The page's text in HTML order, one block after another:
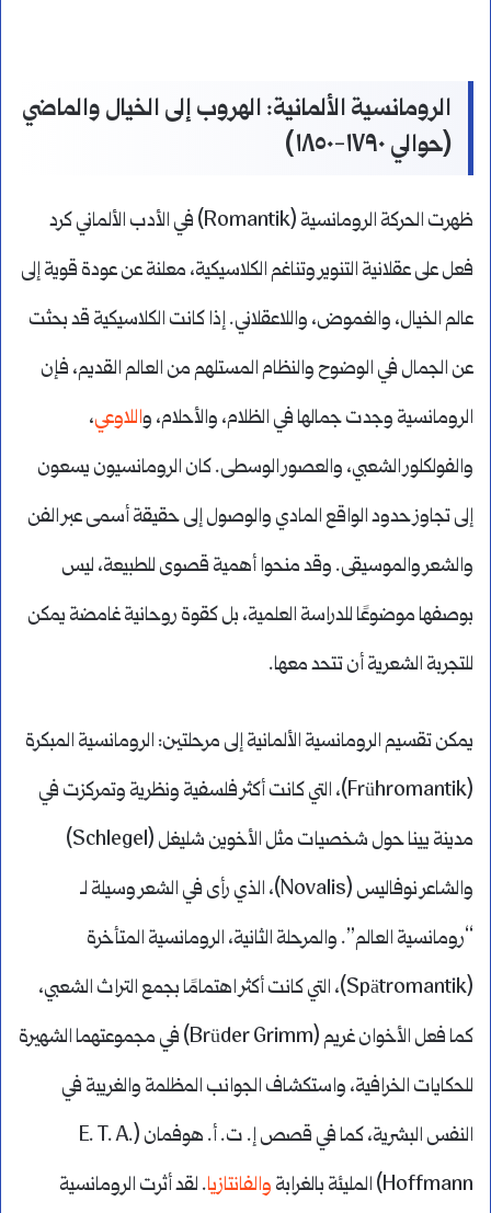
الرومانسية الألمانية: الهروب إلى الخيال والماضي
(حوالي ١٧٩٠-١٨٥٠)
ظهرت الحركة الرومانسية (Romantik) في الأدب الألماني كرد
فعل على عقلانية التنوير وتناغم الكلاسيكية، معلنة عن عودة قوية إلى
عالم الخيال، والغموض، واللاعقلاني. إذا كانت الكلاسيكية قد بحثت
عن الجمال في الوضوح والنظام المستلهم من العالم القديم، فإن
الرومانسية وجدت جمالها في الظلام، والأحلام، واللاوعي،
والفولكلور الشعبي، والعصور الوسطى. كان الرومانسيون يسعون
إلى تجاوز حدود الواقع المادي والوصول إلى حقيقة أسمى عبر الفن
والشعر والموسيقى. وقد منحوا أهمية قصوى للطبيعة، ليس
بوصفها موضوعًا للدراسة العلمية، بل كقوة روحانية غامضة يمكن
للتجربة الشعرية أن تتحد معها.
يمكن تقسيم الرومانسية الألمانية إلى مرحلتين: الرومانسية المبكرة
(Frühromantik)، التي كانت أكثر فلسفية ونظرية وتمركزت في
مدينة يينا حول شخصيات مثل الأخوين شليغل (Schlegel)
والشاعر نوفاليس (Novalis)، الذي رأى في الشعر وسيلة لـ
“رومانسية العالم”. والمرحلة الثانية، الرومانسية المتأخرة
(Spätromantik)، التي كانت أكثر اهتمامًا بجمع التراث الشعبي،
كما فعل الأخوان غريم (Brüder Grimm) في مجموعتهما الشهيرة
للحكايات الخرافية، واستكشاف الجوانب المظلمة والغريبة في
النفس البشرية، كما في قصص إ. ت. أ. هوفمان (E. T. A.
Hoffmann) المليئة بالغرابة
والفانتازيا. لقد أثرت الرومانسية